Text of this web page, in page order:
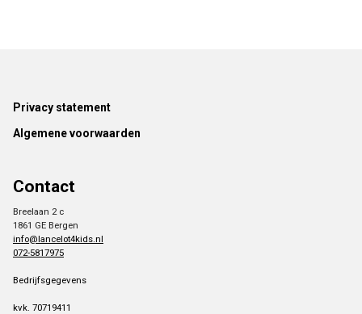
Footer
Privacy statement
Algemene voorwaarden
Contact
Breelaan 2 c
1861 GE Bergen
info@lancelot4kids.nl
072-5817975
Bedrijfsgegevens
kvk. 70719411